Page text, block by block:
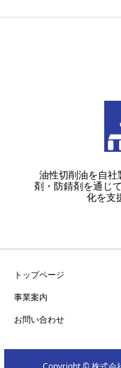
油性切削油を自
剤・防錆剤を通じ
化を支
トップページ
事業案内
お問い合わせ